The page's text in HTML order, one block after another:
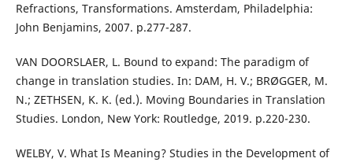
Refractions, Transformations. Amsterdam, Philadelphia:
John Benjamins, 2007. p.277-287.
VAN DOORSLAER, L. Bound to expand: The paradigm of
change in translation studies. In: DAM, H. V.; BRØGGER, M.
N.; ZETHSEN, K. K. (ed.). Moving Boundaries in Translation
Studies. London, New York: Routledge, 2019. p.220-230.
WELBY, V. What Is Meaning? Studies in the Development of